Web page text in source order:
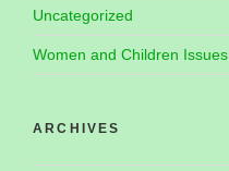
Uncategorized
Women and Children Issues
ARCHIVES